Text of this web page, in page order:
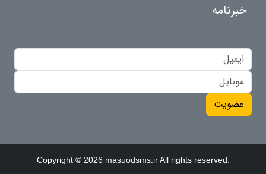
خبرنامه
عضویت
Copyright © 2026 masuodsms.ir All rights reserved.